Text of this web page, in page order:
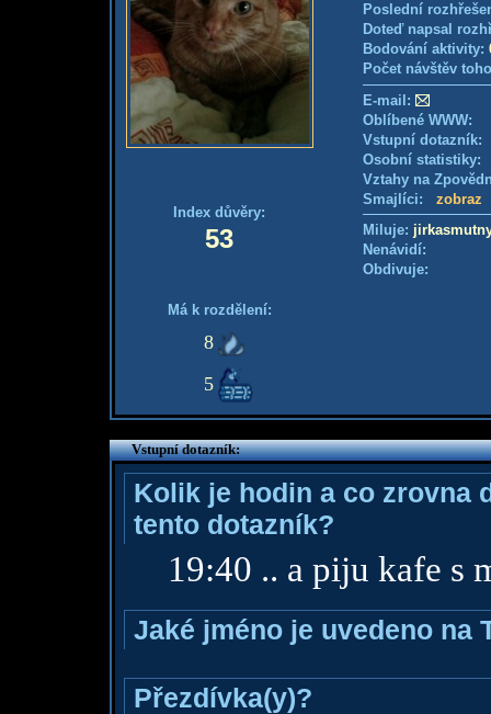
Index důvěry:
53
Má k rozdělení:
8
5
Poslední
Doteď napsal
Bodování aktivity:
Počet návštěv
E-mail:
Oblíbené WWW:
Vstupní
Osobní
Vztahy na
Smajlíci: zobraz
Miluje:
Nenávidí:
Obdivuje:
Vstupní dotazník:
Kolik je hodin a co zrovna
tento dotazník?
19:40 .. a piju kafe s
Jaké jméno je uvedeno na
Přezdívka(y)?